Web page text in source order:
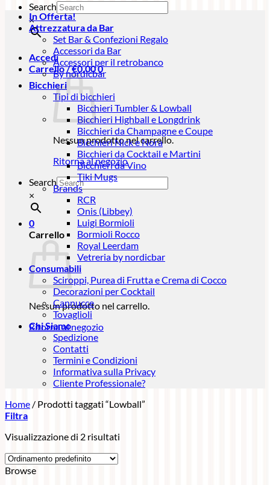
Search
×
Accedi
Carrello /€0,000
Nessun prodotto nel carrello.
Ritorna al negozio
Search
×
0
Carrello
Nessun prodotto nel carrello.
Ritorna al negozio
In Offerta!
Attrezzatura da Bar
Set Bar & Confezioni Regalo
Accessori da Bar
Accessori per il retrobanco
By nordicbar
Bicchieri
Tipi di bicchieri
Bicchieri Tumbler & Lowball
Bicchieri Highball e Longdrink
Bicchieri da Champagne e Coupe
Bicchieri Nick e Nora
Bicchieri da Cocktail e Martini
Bicchieri da Vino
Tiki Mugs
Brands
RCR
Onis (Libbey)
Luigi Bormioli
Bormioli Rocco
Royal Leerdam
Vetreria by nordicbar
Consumabili
Sciroppi, Purea di Frutta e Crema di Cocco
Decorazioni per Cocktail
Cannucce
Tovaglioli
Chi Siamo
Spedizione
Contatti
Termini e Condizioni
Informativa sulla Privacy
Cliente Professionale?
Home / Prodotti taggati “Lowball”
Filtra
Visualizzazione di 2 risultati
Browse